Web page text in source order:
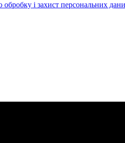
і захист персональних